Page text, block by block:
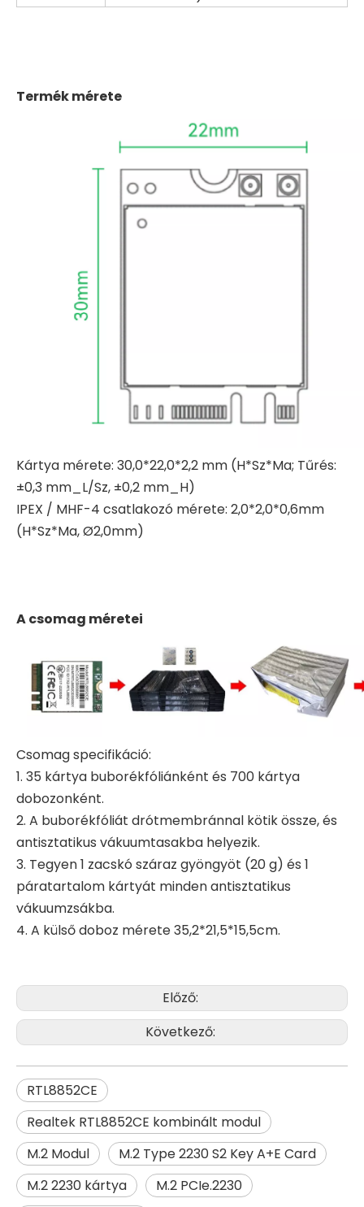
Termék mérete
Kártya mérete: 30,0*22,0*2,2 mm (H*Sz*Ma; Tűrés:
±0,3 mm_L/Sz, ±0,2 mm_H)
IPEX / MHF-4 csatlakozó mérete: 2,0*2,0*0,6mm
(H*Sz*Ma, Ø2,0mm)
A csomag méretei
Csomag specifikáció:
1. 35 kártya buborékfóliánként és 700 kártya
dobozonként.
2. A buborékfóliát drótmembránnal kötik össze, és
antisztatikus vákuumtasakba helyezik.
3. Tegyen 1 zacskó száraz gyöngyöt (20 g) és 1
páratartalom kártyát minden antisztatikus
vákuumzsákba.
4. A külső doboz mérete 35,2*21,5*15,5cm.
Előző:
Következő:
RTL8852CE
Realtek RTL8852CE kombinált modul
M.2 Modul
M.2 Type 2230 S2 Key A+E Card
M.2 2230 kártya
M.2 PCIe.2230